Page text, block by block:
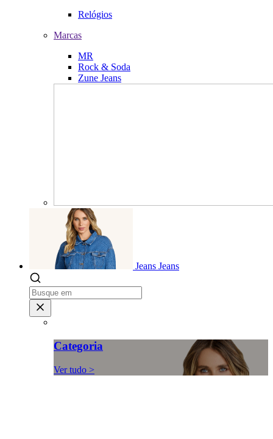
Relógios
Marcas
MR
Rock & Soda
Zune Jeans
Jeans Jeans
Categoria
Ver tudo >